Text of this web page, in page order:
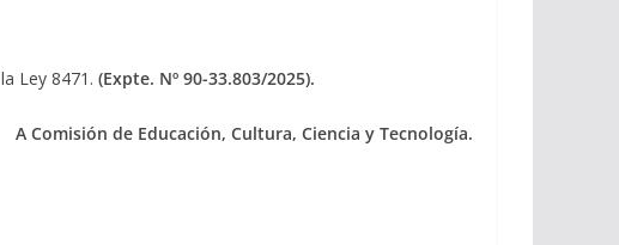
Ley 8471. (Expte. Nº 90-33.803/2025).
A Comisión de Educación, Cultura, Ciencia y Tecnología.